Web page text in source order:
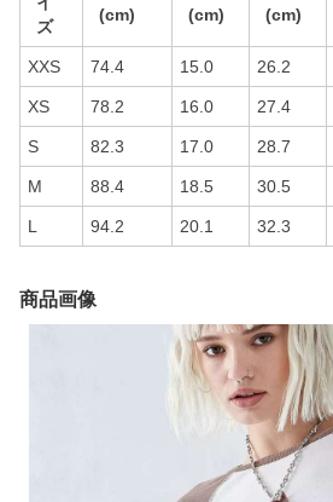
ズ
(cm)
(cm)
(cm)
XXS 74.4 15.0 26.2
XS 78.2 16.0 27.4
S 82.3 17.0 28.7
M 88.4 18.5 30.5
L 94.2 20.1 32.3
商品画像